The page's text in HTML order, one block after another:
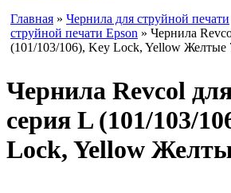
Главная » Чернила для струйной печати
струйной печати Epson » Чернила
(101/103/106), Key Lock, Yellow Желтые
Чернила Revcol
серия L (101/103/
Lock, Yellow